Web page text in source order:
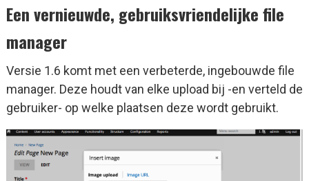
Een vernieuwde, gebruiksvriendelijke file
manager
Versie 1.6 komt met een verbeterde, ingebouwde file
manager. Deze houdt van elke upload bij -en verteld de
gebruiker- op welke plaatsen deze wordt gebruikt.